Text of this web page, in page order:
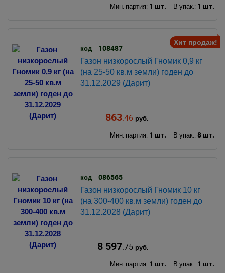
Мин. партия: 1 шт. В упак.: 1 шт.
Хит продаж!
код 108487
Газон низкорослый Гномик 0,9 кг
(на 25-50 кв.м земли) годен до
31.12.2029 (Дарит)
863.46 руб.
Мин. партия: 1 шт. В упак.: 8 шт.
код 086565
Газон низкорослый Гномик 10 кг
(на 300-400 кв.м земли) годен до
31.12.2028 (Дарит)
8 597.75руб.
Мин. партия: 1 шт. В упак.: 1 шт.